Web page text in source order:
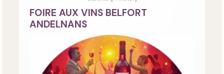
FOIRE AUX VINS BELFORT
ANDELNANS